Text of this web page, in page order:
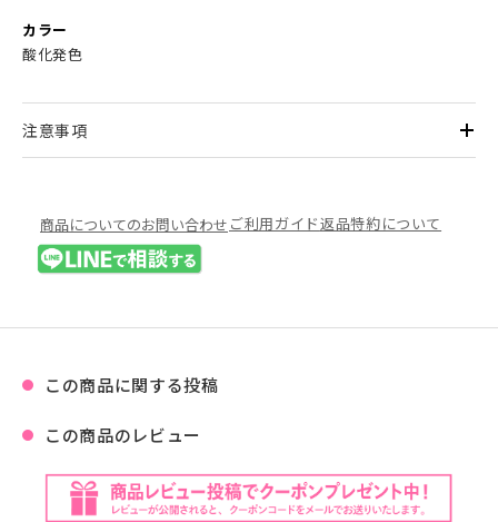
カラー
酸化発色
注意事項
商品についてのお問い合わせ ご利用ガイド返品特約について
この商品に関する投稿
この商品のレビュー